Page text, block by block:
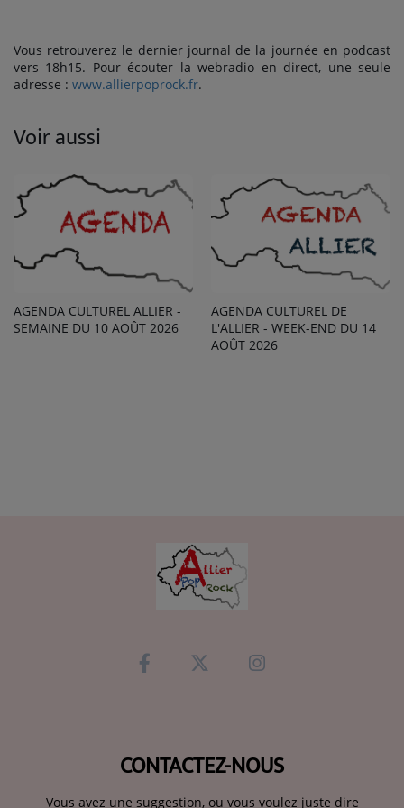
Vous retrouverez le dernier journal de la journée en podcast
vers 18h15. Pour écouter la webradio en direct, une seule
adresse : www.allierpoprock.fr.
Voir aussi
AGENDA CULTUREL ALLIER -
SEMAINE DU 10 AOÛT 2026
AGENDA CULTUREL DE
L'ALLIER - WEEK-END DU 14
AOÛT 2026
CONTACTEZ-NOUS
Vous avez une suggestion, ou vous voulez juste dire